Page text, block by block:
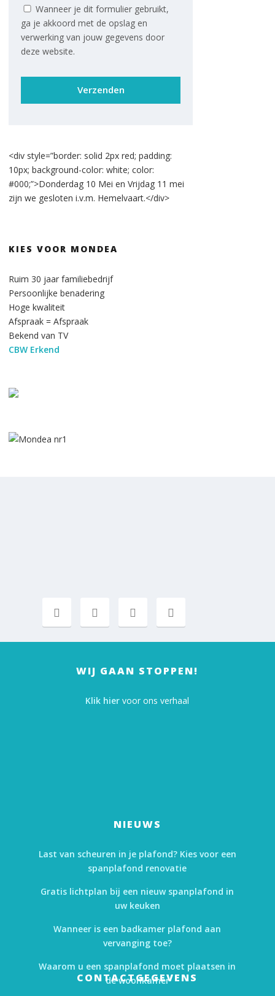
Wanneer je dit formulier gebruikt,
ga je akkoord met de opslag en
verwerking van jouw gegevens door
deze website.
<div style=”border: solid 2px red; padding:
10px; background-color: white; color:
#000;”>Donderdag 10 Mei en Vrijdag 11 mei
zijn we gesloten i.v.m. Hemelvaart.</div>
KIES VOOR MONDEA
Ruim 30 jaar familiebedrijf
Persoonlijke benadering
Hoge kwaliteit
Afspraak = Afspraak
Bekend van TV
CBW Erkend
WIJ GAAN STOPPEN!
Klik hier voor ons verhaal
NIEUWS
Last van scheuren in je plafond? Kies voor een
spanplafond renovatie
Gratis lichtplan bij een nieuw spanplafond in
uw keuken
Wanneer is een badkamer plafond aan
vervanging toe?
Waarom u een spanplafond moet plaatsen in
de woonkamer
CONTACTGEGEVENS